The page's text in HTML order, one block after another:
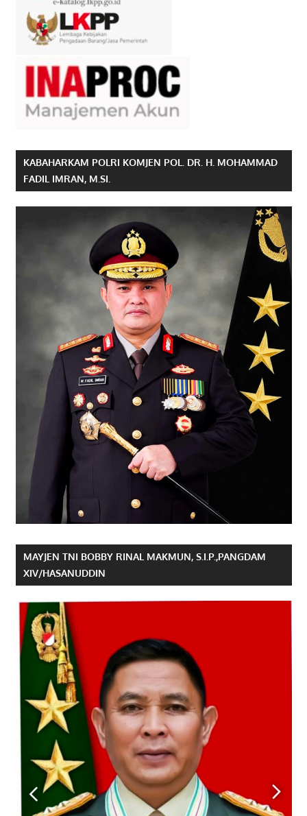
KABAHARKAM POLRI KOMJEN POL. DR. H. MOHAMMAD
FADIL IMRAN, M.SI.
MAYJEN TNI BOBBY RINAL MAKMUN, S.I.P.,PANGDAM
XIV/HASANUDDIN